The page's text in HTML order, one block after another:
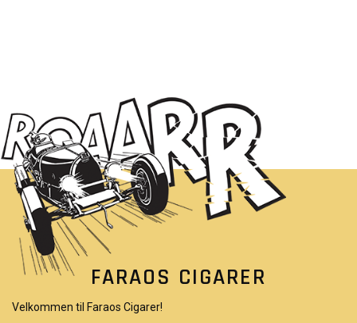
FARAOS CIGARER
Velkommen til Faraos Cigarer!